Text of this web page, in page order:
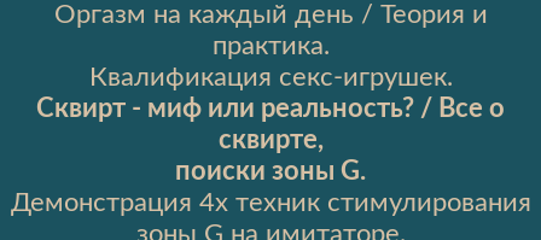
Оргазм на каждый день / Теория и
практика.
Квалификация секс-игрушек.
Сквирт - миф или реальность? / Все о
сквирте,
поиски зоны G.
Демонстрация 4х техник стимулирования
зоны G на имитаторе.